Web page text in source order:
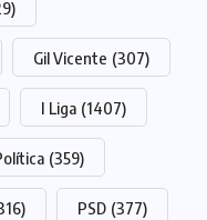
Gil Vicente (307)
I Liga (1407)
(359)
PSD (377)